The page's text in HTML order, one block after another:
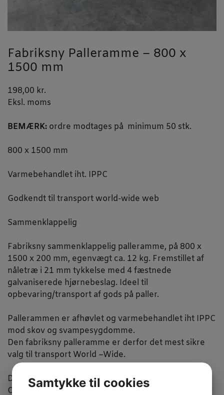
Fabriksny Palleramme – 800 x
1500 mm
198,00 kr.
Eksl. moms
BEMÆRK: ordre modtages på minimum 50 stk.
800 x 1500 mm
Varmebehandlet iht. IPPC
Godkendt til transport world-wide web
Sammenklappelig
Fabriksny sammenklappelig palleramme, på 800 x
1500 x 200 mm, egenvægt ca. 12 kg. Fremstillet af
nåletræ i 21 mm tykkelse med 4 fæstnede
galvaniserede hjørnebeslag. Ideel til
opbevaring/transport af gods på paller.
Pallerammen er afhøvlet og varmebehandlet iht IPPC
mod skov og svampesygdomme.
Den fabriksny palleramme er derfor det mest sikre
valg til transport World –Wide.
Denne palleramme passer til vores standard palle
OSCAR. Pallerammen produceres efter ordre.
Samtykke til cookies